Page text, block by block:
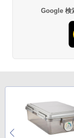
Google 検